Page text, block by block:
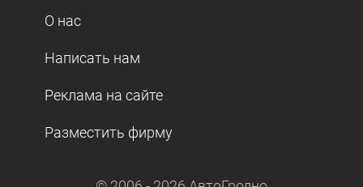
О нас
Написать нам
Реклама на сайте
Разместить фирму